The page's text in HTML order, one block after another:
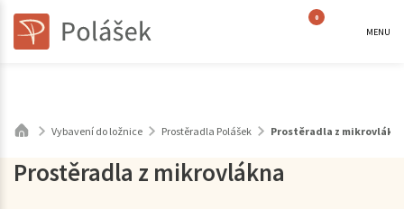
0
MENU
Vybavení do ložnice Prostěradla Polášek Prostěradla z
Prostěradla z mikrovlákna